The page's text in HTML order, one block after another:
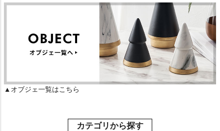
▲オブジェ一覧はこちら
カテゴリから探す